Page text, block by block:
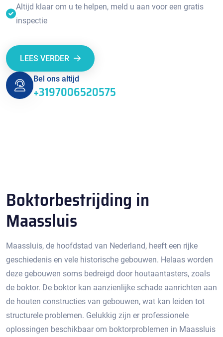
Altijd klaar om u te helpen, meld u aan voor een gratis
inspectie
LEES VERDER
Bel ons altijd
+3197006520575
Boktorbestrijding in
Maassluis
Maassluis, de hoofdstad van Nederland, heeft een rijke
geschiedenis en vele historische gebouwen. Helaas worden
deze gebouwen soms bedreigd door houtaantasters, zoals
de boktor.​ De boktor kan aanzienlijke schade aanrichten aan
de houten constructies van gebouwen, wat kan leiden tot
structurele problemen.​ Gelukkig zijn er professionele
oplossingen beschikbaar om boktorproblemen in Maassluis